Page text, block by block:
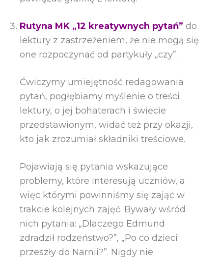
Rutyna MK „12 kreatywnych pytań” do
lektury z zastrzeżeniem, że nie mogą się
one rozpoczynać od partykuły „czy”.
Ćwiczymy umiejętność redagowania
pytań, pogłębiamy myślenie o treści
lektury, o jej bohaterach i świecie
przedstawionym, widać też przy okazji,
kto jak zrozumiał składniki treściowe.
Pojawiają się pytania wskazujące
problemy, które interesują uczniów, a
więc którymi powinniśmy się zająć w
trakcie kolejnych zajęć. Bywały wśród
nich pytania: „Dlaczego Edmund
zdradził rodzeństwo?”, „Po co dzieci
przeszły do Narnii?”. Nigdy nie